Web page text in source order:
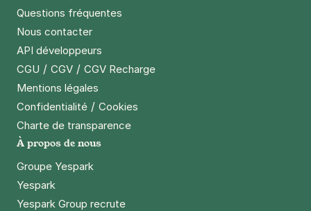
Questions fréquentes
Nous contacter
API développeurs
CGU / CGV / CGV Recharge
Mentions légales
Confidentialité / Cookies
Charte de transparence
À propos de nous
Groupe Yespark
Yespark
Yespark Group recrute